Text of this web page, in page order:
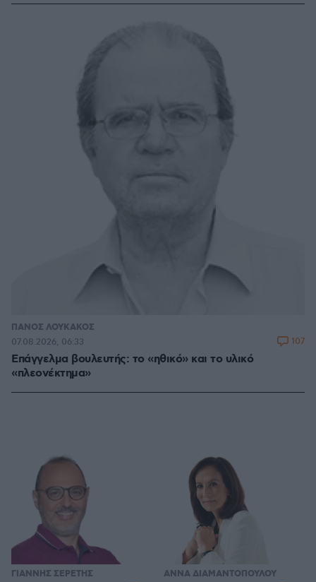
ΠΑΝΟΣ ΛΟΥΚΑΚΟΣ
Επάγγελμα βουλευτής: το «ηθικό» και το υλικό
«πλεονέκτημα»
07.08.2026, 06:33 107
ΓΙΑΝΝΗΣ ΣΕΡΕΤΗΣ ΑΝΝΑ ΔΙΑΜΑΝΤΟΠΟΥΛΟΥ